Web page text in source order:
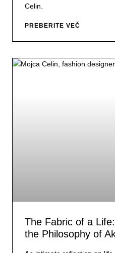
Celin.
PREBERITE VEČ
The Fabric of a
the Philosophy of